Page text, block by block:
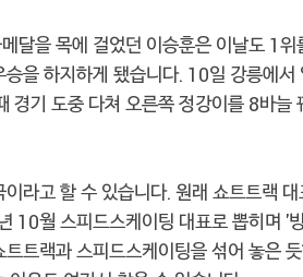
을 목에 걸었던 이승훈은 이날도 1위
을 하지하게 됐습니다. 10일 강릉에서
기 도중 다쳐 오른쪽 정강이를 8바늘
라고 할 수 있습니다. 원래 쇼트트랙
10월 스피드스케이팅 대표로 뽑히며 '
트랙과 스피드스케이팅을 섞어 놓은